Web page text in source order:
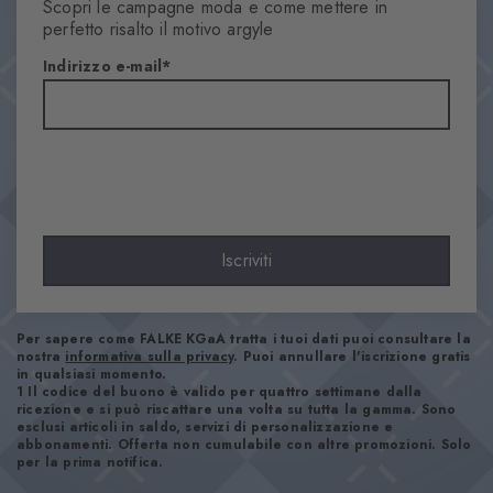
Arombi
78% Cotone, 22% Poliammide
Liscio
Piacevolmente morbido
Look
21092_2003
Scopri le campagne moda e come mettere in
perfetto risalto il motivo argyle
Indirizzo e-mail
Iscriviti
Per sapere come FALKE KGaA tratta i tuoi dati puoi consultare la
nostra informativa sulla privacy. Puoi annullare l'iscrizione gratis
in qualsiasi momento.
1 Il codice del buono è valido per quattro settimane dalla
ricezione e si può riscattare una volta su tutta la gamma. Sono
esclusi articoli in saldo, servizi di personalizzazione e
abbonamenti. Offerta non cumulabile con altre promozioni. Solo
per la prima notifica.